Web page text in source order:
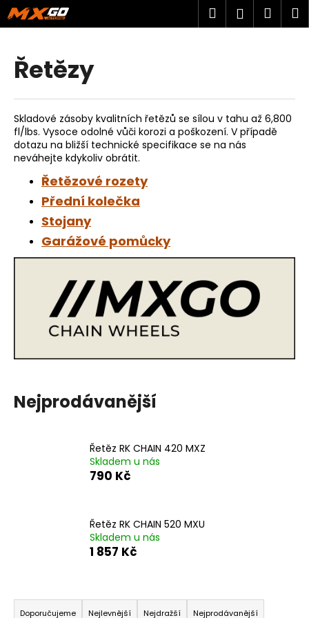
Přejít
na
obsah
Hledat
Řetězy
Skladové zásoby kvalitních řetězů se sílou v tahu až 6,800
fl/lbs. Vysoce odolné vůči korozi a poškození. V případě
dotazu na bližší technické specifikace se na nás
neváhejte kdykoliv obrátit.
Řetězové rozety
Přední kolečka
Stojany
Garážové pomůcky
Nejprodávanější
Řetěz RK CHAIN 420 MXZ
Skladem u nás
790 Kč
Řetěz RK CHAIN 520 MXU
Skladem u nás
1 857 Kč
Ř
Doporučujeme Nejlevnější Nejdražší Nejprodávanější
K
o
C
o
p
o
t
ř
e
í
?
HLEDAT
u